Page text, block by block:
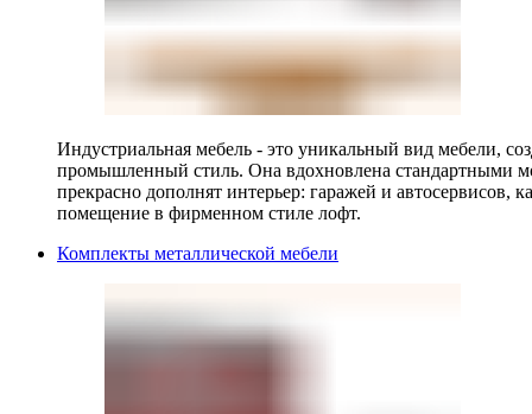
Индустриальная мебель - это уникальный вид мебели,
промышленный стиль. Она вдохновлена стандартными
прекрасно дополнят интерьер: гаражей и автосервисов,
помещение в фирменном стиле лофт.
Комплекты металлической мебели